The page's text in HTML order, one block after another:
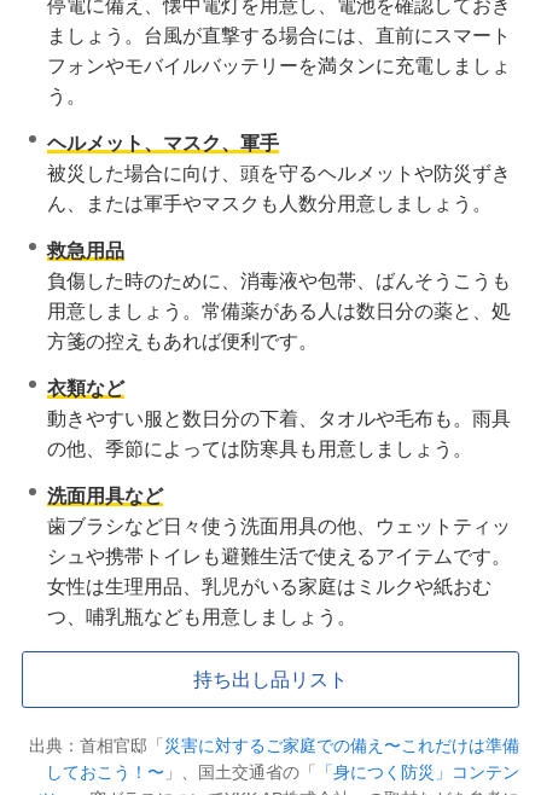
停電に備え、懐中電灯を用意し、電池を確認しておき
ましょう。台風が直撃する場合には、直前にスマート
フォンやモバイルバッテリーを満タンに充電しましょ
う。
ヘルメット、マスク、軍手
被災した場合に向け、頭を守るヘルメットや防災ずき
ん、または軍手やマスクも人数分用意しましょう。
救急用品
負傷した時のために、消毒液や包帯、ばんそうこうも
用意しましょう。常備薬がある人は数日分の薬と、処
方箋の控えもあれば便利です。
衣類など
動きやすい服と数日分の下着、タオルや毛布も。雨具
の他、季節によっては防寒具も用意しましょう。
洗面用具など
歯ブラシなど日々使う洗面用具の他、ウェットティッ
シュや携帯トイレも避難生活で使えるアイテムです。
女性は生理用品、乳児がいる家庭はミルクや紙おむ
つ、哺乳瓶なども用意しましょう。
持ち出し品リスト
出典：首相官邸「 災害に対するご家庭での備え〜これだけは準備
しておこう！〜 」、国土交通省の「
「身につく防災」コンテン